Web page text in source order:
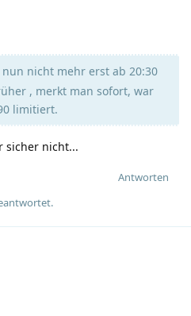
nicht mehr erst ab 20:30
, merkt man sofort, war
limitiert.
sicher nicht...
Antworten